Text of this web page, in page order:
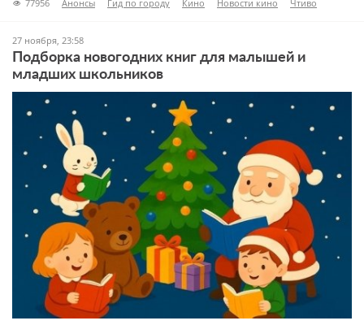
77956 Анонсы Гид по городу Кино Новости кино Чтиво
27 ноября, 23:58
Подборка новогодних книг для малышей и
младших школьников